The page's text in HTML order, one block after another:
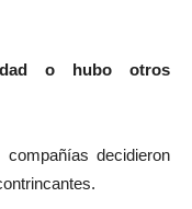
o hubo otros
decidieron